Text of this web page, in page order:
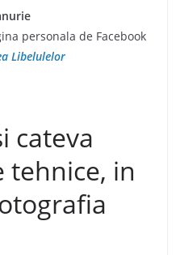
personala de Facebook
Libelulelor
cateva
tehnice, in